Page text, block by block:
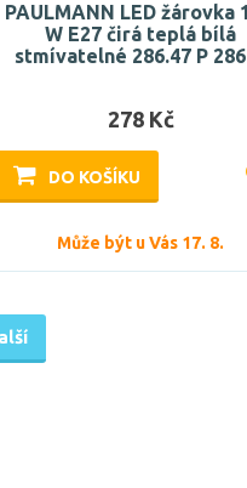
PAULMANN LED žárovka
W E27 čirá teplá bílá
stmívatelné 286.47 P
278 Kč
DO KOŠÍKU
Může být u Vás 17. 8.